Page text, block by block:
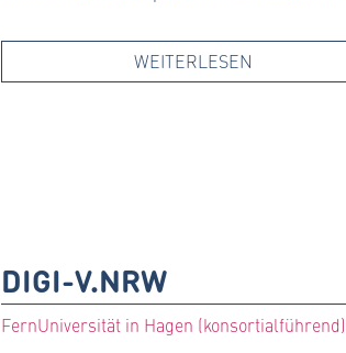
WEITERLESEN
DIGI-V.NRW
FernUniversität in Hagen (konsortialführend)